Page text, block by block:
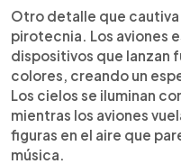
Otro detalle que
pirotecnia. Los aviones
dispositivos que lanzan
colores, creando un
Los cielos se iluminan
mientras los aviones
figuras en el aire que
música.